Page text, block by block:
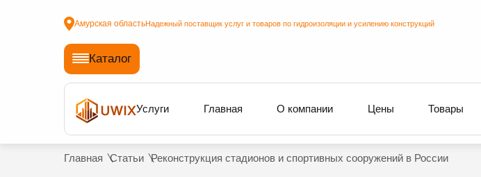
Амурская областьНадежный поставщик услуг и товаров по гидроизоляции и усилению конструкций
Каталог
Услуги Главная О компании Цены Товары
Главная Статьи Реконструкция стадионов и спортивных сооружений в России